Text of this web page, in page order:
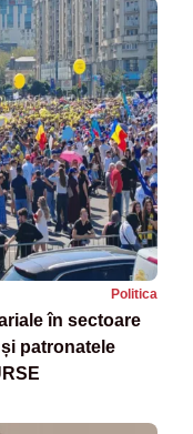
Politica
în sectoare
patronatele